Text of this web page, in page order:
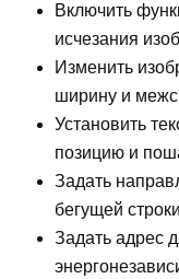
Включить
исчезания
Изменить
ширину и
Установить
позицию и
Задать
бегущей
Задать адрес